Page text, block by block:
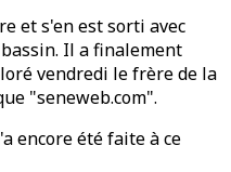
et s'en est sorti avec
Il a finalement
vendredi le frère de la
"seneweb.com".
encore été faite à ce